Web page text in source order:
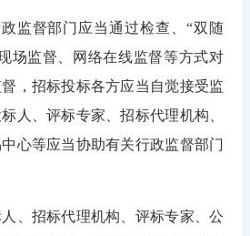
监督部门应当通过检查、“双随
场监督、网络在线监督等方式对
，招标投标各方应当自觉接受监
人、评标专家、招标代理机构、
心等应当协助有关行政监督部门
招标代理机构、评标专家、公